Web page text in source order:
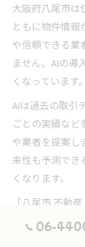
大阪府八尾市は
ともに物件情
や信頼できる業
ません。AIの導
くなっています。
AIは過去の取引
ごとの実績な
や業者を提案し
来性も予測でき
くなります。
「八尾市 不動
でも、AIによ
見られるよう
06-